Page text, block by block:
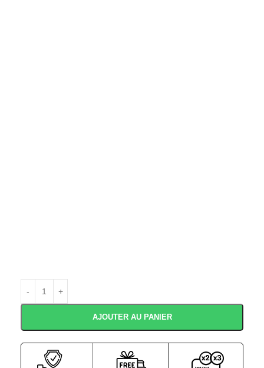
AJOUTER AU PANIER